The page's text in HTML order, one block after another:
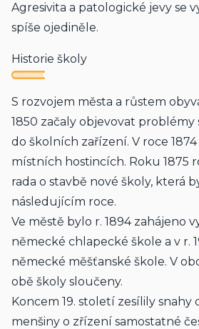
Agresivita a patologické jevy se
spíše ojediněle.
Historie školy
S rozvojem města a růstem
1850 začaly objevovat
do školních zařízení. V roce
místních hostincích. Roku 1875
rada o stavbě nové školy, která
následujícím roce.
Ve městě bylo r. 1894 zahájeno
německé chlapecké škole a v r.
německé měšťanské škole. V
obě školy sloučeny.
Koncem 19. století zesílily snahy
menšiny o zřízení samostatné